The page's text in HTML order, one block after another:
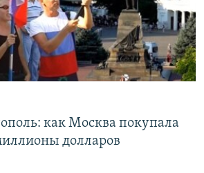
как Москва покупала
долларов